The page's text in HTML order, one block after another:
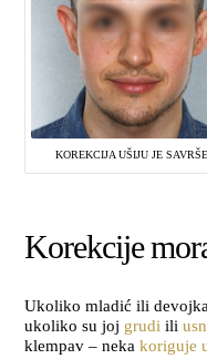
KOREKCIJA UŠIJU JE
Korekcije
Ukoliko mladić ili
ukoliko su joj grudi ili
klempav – neka koriguje